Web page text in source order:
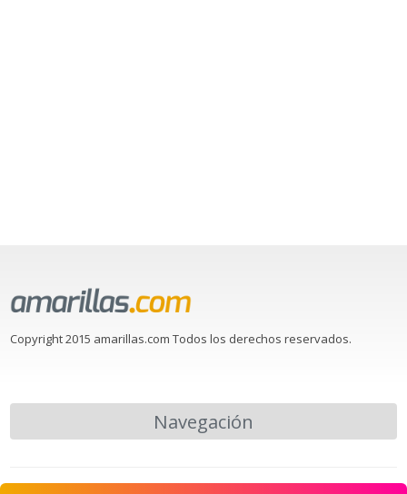
Copyright 2015 amarillas.com Todos los derechos reservados.
Navegación